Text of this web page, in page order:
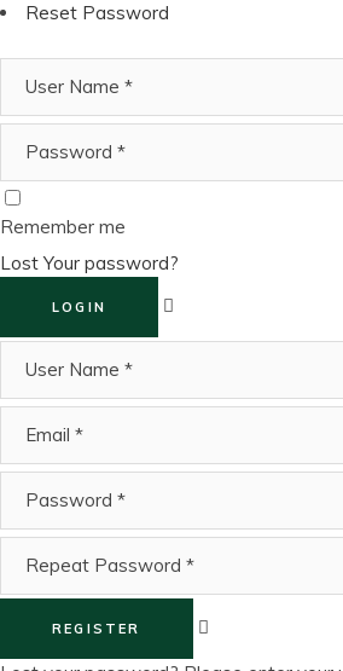
Reset Password
Remember me
Lost Your password?
LOGIN
REGISTER